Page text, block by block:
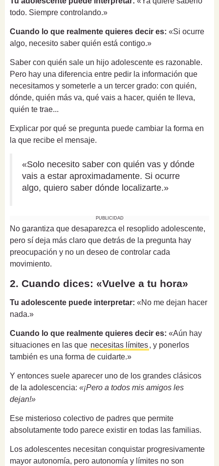
todo. Siempre controlando.»
Cuando lo que realmente quieres decir es: «Si ocurre
algo, necesito saber quién está contigo.»
Saber con quién sale un hijo adolescente es razonable.
Pero hay una diferencia entre pedir la información que
necesitamos y someterle a un tercer grado: con quién,
dónde, quién más va, qué vais a hacer, quién te lleva,
quién te trae...
Explicar por qué se pregunta puede cambiar la forma en
la que recibe el mensaje.
«Solo necesito saber con quién vas y dónde
vais a estar aproximadamente. Si ocurre
algo, quiero saber dónde localizarte.»
PUBLICIDAD
No garantiza que desaparezca el resoplido adolescente,
pero sí deja más claro que detrás de la pregunta hay
preocupación y no un deseo de controlar cada
movimiento.
2. Cuando dices: «Vuelve a tu hora»
Tu adolescente puede interpretar: «No me dejan hacer
nada.»
Cuando lo que realmente quieres decir es: «Aún hay
situaciones en las que necesitas límites, y ponerlos
también es una forma de cuidarte.»
Y entonces suele aparecer uno de los grandes clásicos
de la adolescencia: «¡Pero a todos mis amigos les
dejan!»
Ese misterioso colectivo de padres que permite
absolutamente todo parece existir en todas las familias.
Los adolescentes necesitan conquistar progresivamente
mayor autonomía, pero autonomía y límites no son